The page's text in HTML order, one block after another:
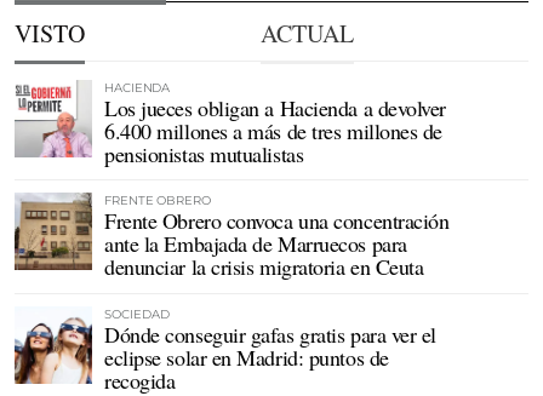
VISTO ACTUAL
HACIENDA
Los jueces obligan a Hacienda a devolver
6.400 millones a más de tres millones de
pensionistas mutualistas
FRENTE OBRERO
Frente Obrero convoca una concentración
ante la Embajada de Marruecos para
denunciar la crisis migratoria en Ceuta
SOCIEDAD
Dónde conseguir gafas gratis para ver el
eclipse solar en Madrid: puntos de
recogida